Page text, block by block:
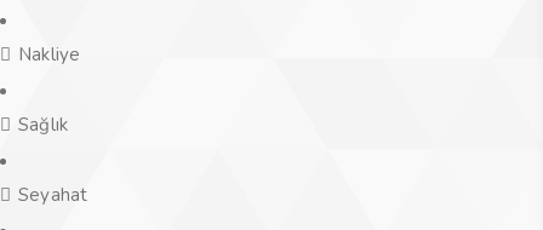
Nakliye
Sağlık
Seyahat